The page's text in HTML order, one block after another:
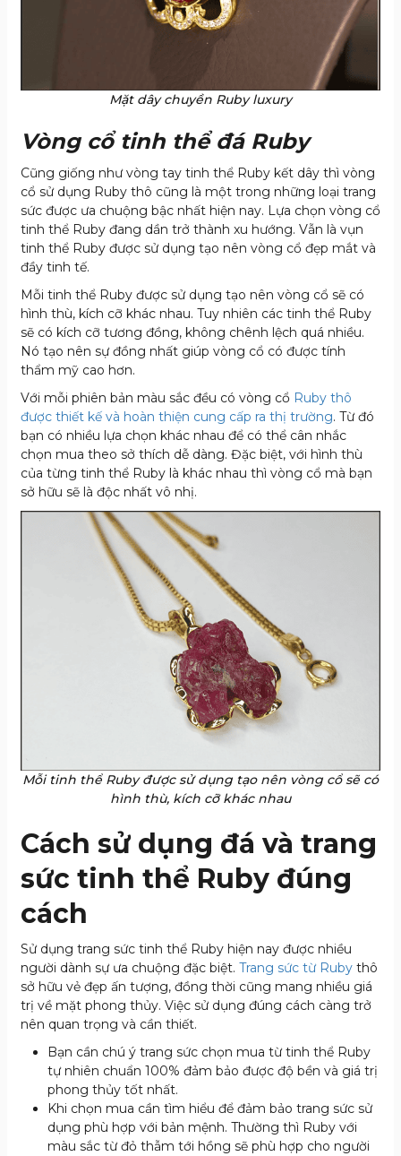
Mặt dây chuyền Ruby luxury
Vòng cổ tinh thể đá Ruby
Cũng giống như vòng tay tinh thể Ruby kết dây thì vòng
cổ sử dụng Ruby thô cũng là một trong những loại trang
sức được ưa chuộng bậc nhất hiện nay. Lựa chọn vòng cổ
tinh thể Ruby đang dần trở thành xu hướng. Vẫn là vụn
tinh thể Ruby được sử dụng tạo nên vòng cổ đẹp mắt và
đầy tinh tế.
Mỗi tinh thể Ruby được sử dụng tạo nên vòng cổ sẽ có
hình thù, kích cỡ khác nhau. Tuy nhiên các tinh thể Ruby
sẽ có kích cỡ tương đồng, không chênh lệch quá nhiều.
Nó tạo nên sự đồng nhất giúp vòng cổ có được tính
thẩm mỹ cao hơn.
Với mỗi phiên bản màu sắc đều có vòng cổ Ruby thô
được thiết kế và hoàn thiện cung cấp ra thị trường. Từ đó
bạn có nhiều lựa chọn khác nhau để có thể cân nhắc
chọn mua theo sở thích dễ dàng. Đặc biệt, với hình thù
của từng tinh thể Ruby là khác nhau thì vòng cổ mà bạn
sở hữu sẽ là độc nhất vô nhị.
Mỗi tinh thể Ruby được sử dụng tạo nên vòng cổ sẽ có
hình thù, kích cỡ khác nhau
Cách sử dụng đá và trang
sức tinh thể Ruby đúng
cách
Sử dụng trang sức tinh thể Ruby hiện nay được nhiều
người dành sự ưa chuộng đặc biệt. Trang sức từ Ruby thô
sở hữu vẻ đẹp ấn tượng, đồng thời cũng mang nhiều giá
trị về mặt phong thủy. Việc sử dụng đúng cách càng trở
nên quan trọng và cần thiết.
Bạn cần chú ý trang sức chọn mua từ tinh thể Ruby
tự nhiên chuẩn 100% đảm bảo được độ bền và giá trị
phong thủy tốt nhất.
Khi chọn mua cần tìm hiểu để đảm bảo trang sức sử
dụng phù hợp với bản mệnh. Thường thì Ruby với
màu sắc từ đỏ thẫm tới hồng sẽ phù hợp cho người